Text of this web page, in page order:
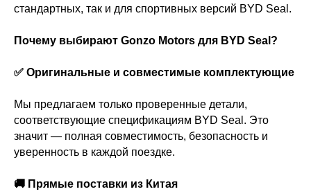
стандартных, так и для спортивных версий BYD Seal.
Почему выбирают Gonzo Motors для BYD Seal?
✅ Оригинальные и совместимые комплектующие
Мы предлагаем только проверенные детали,
соответствующие спецификациям BYD Seal. Это
значит — полная совместимость, безопасность и
уверенность в каждой поездке.
🚚 Прямые поставки из Китая